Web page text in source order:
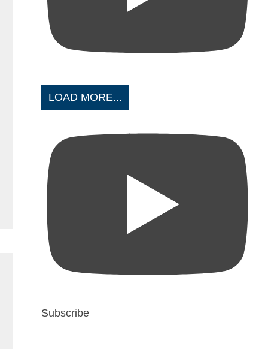
LOAD MORE...
Subscribe